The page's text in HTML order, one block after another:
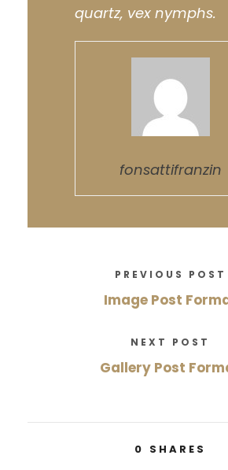
quartz, vex nymphs.
fonsattifranzin
PREVIOUS POST
Image Post
NEXT POST
Gallery Post
0 SHARES